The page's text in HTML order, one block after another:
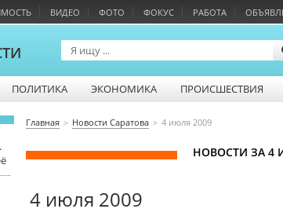
ВИДЕО ФОТО ФОКУС РАБОТА
ПОЛИТИКА ЭКОНОМИКА ПРОИСШЕСТВИЯ
Главная Новости Саратова 4 июля 2009
НОВОСТИ ЗА 4
4 июля 2009